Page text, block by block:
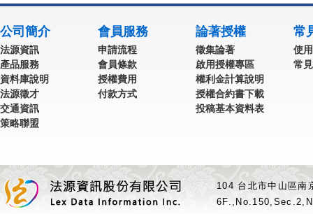
公司簡介
法源資訊
產品服務
資料庫說明
法源徵才
交通資訊
策略聯盟
會員服務
申請流程
會員條款
授權費用
付款方式
論著授權
徵集論著
啟用授權專區
權利金計算說明
授權合約書下載
投稿基本資料表
常
使
常
104 台北市中山區